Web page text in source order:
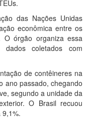
das Nações Unidas
econômica entre os
órgão organiza essa
coletados com
de contêineres na
ano passado, chegando
segundo a unidade da
O Brasil recuou